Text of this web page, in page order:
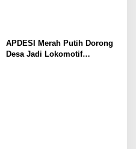
APDESI Merah Putih Dorong
Desa Jadi Lokomotif